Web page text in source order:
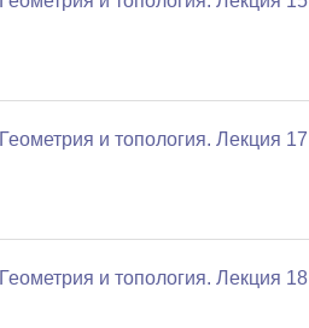
Геометрия и топология. Лекция 17
Геометрия и топология. Лекция 18